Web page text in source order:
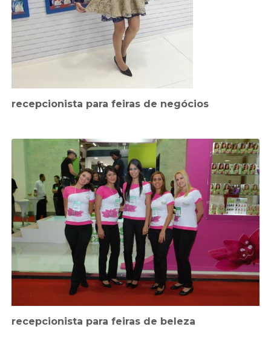
recepcionista para feiras de negócios
recepcionista para feiras de beleza